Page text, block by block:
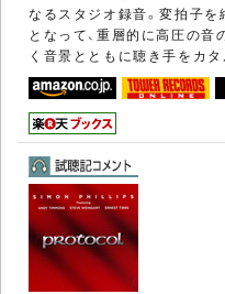
なるスタジオ録音。変拍子
となって、重層的に高圧の
く音景とともに聴き手をカタ